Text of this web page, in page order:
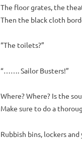
The floor grates, the
Then the black cloth
“The toilets?”
“……. Sailor Busters!”
Where? Where? Is the
Make sure to do a
Rubbish bins, lockers